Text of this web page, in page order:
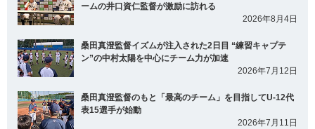
ームの井口資仁監督が激励に訪れる
2026年8月4日
桑田真澄監督イズムが注入された2日目 “練習キャプテ
ン”の中村太陽を中心にチーム力が加速
2026年7月12日
桑田真澄監督のもと「最高のチーム」を目指してU-12代
表15選手が始動
2026年7月11日